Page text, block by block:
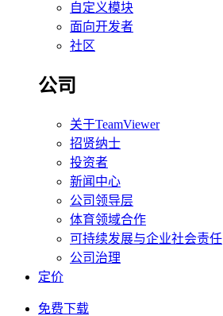
自定义模块
面向开发者
社区
公司
关于TeamViewer
招贤纳士
投资者
新闻中心
公司领导层
体育领域合作
可持续发展与企业社会责任
公司治理
定价
免费下载